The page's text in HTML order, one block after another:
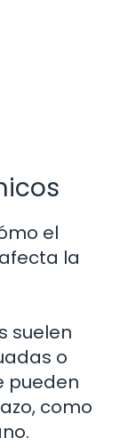
el
la
suelen
o
pueden
como